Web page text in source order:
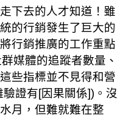
下去的人才知道！雖
的行銷發生了巨大的
行銷推廣的工作重點
媒體的追蹤者數量、
些指標並不見得和營
驗證有[因果關係]) 。沒
月，但難就難在整